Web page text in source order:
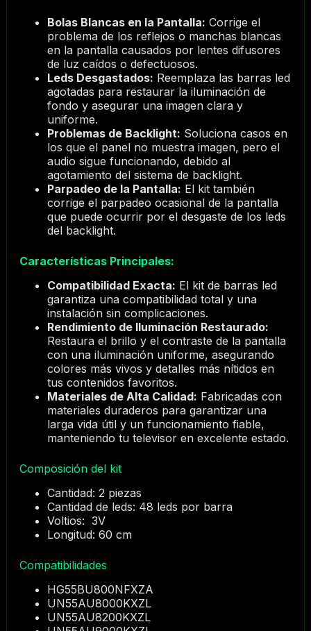
Bolas Blancas en la Pantalla: Corrige el
problema de los reflejos o manchas blancas
en la pantalla causados por lentes difusores
de luz caídos o defectuosos.
Leds Desgastados: Reemplaza las barras led
agotadas para restaurar la iluminación de
fondo y asegurar una imagen clara y
uniforme.
Problemas de Backlight: Soluciona casos en
los que el panel no muestra imagen, pero el
audio sigue funcionando, debido al
agotamiento del sistema de backlight.
Parpadeo de la Pantalla: El kit también
corrige el parpadeo ocasional de la pantalla
que puede ocurrir por el desgaste de los leds
del backlight.
Características Principales:
Compatibilidad Exacta: El kit de barras led
garantiza una compatibilidad total y una
instalación sin complicaciones.
Rendimiento de Iluminación Restaurado:
Restaura el brillo y el contraste de la pantalla
con una iluminación uniforme, asegurando
colores más vivos y detalles más nítidos en
tus contenidos favoritos.
Materiales de Alta Calidad: Fabricadas con
materiales duraderos para garantizar una
larga vida útil y un funcionamiento fiable,
manteniendo tu televisor en excelente estado.
Composición del kit
Cantidad: 2 piezas
Cantidad de leds: 48 leds por barra
Voltios: 3V
Longitud: 60 cm
Compatibilidades
HG55BU800NFXZA
UN55AU8000KXZL
UN55AU8200KXZL